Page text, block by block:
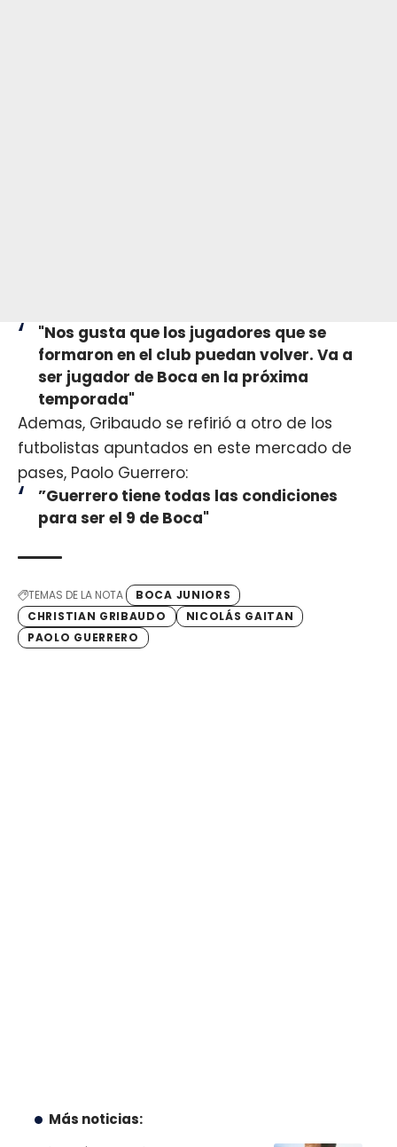
"Nos gusta que los jugadores que se
formaron en el club puedan volver. Va a
ser jugador de Boca en la próxima
temporada"
Ademas, Gribaudo se refirió a otro de los
futbolistas apuntados en este mercado de
pases, Paolo Guerrero:
”Guerrero tiene todas las condiciones
para ser el 9 de Boca"
TEMAS DE LA NOTA
BOCA JUNIORS
CHRISTIAN GRIBAUDO
NICOLÁS GAITAN
PAOLO GUERRERO
Más noticias: